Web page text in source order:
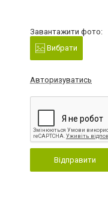
Завантажити фото:
Вибрати
Авторизуватись
Відправити